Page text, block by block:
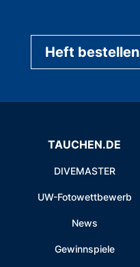
Heft bestellen
TAUCHEN.DE
DIVEMASTER
UW-Fotowettbewerb
News
Gewinnspiele